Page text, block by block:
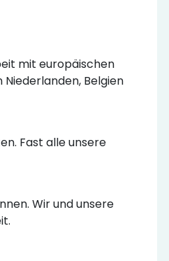
mit europäischen
Belgien
Fast alle unsere
Wir und unsere